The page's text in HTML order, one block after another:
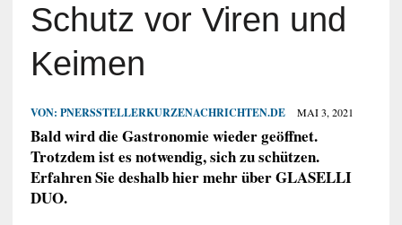
Schutz vor Viren und
Keimen
VON: PNERSSTELLERKURZENACHRICHTEN.DE MAI 3, 2021
Bald wird die Gastronomie wieder geöffnet.
Trotzdem ist es notwendig, sich zu schützen.
Erfahren Sie deshalb hier mehr über GLASELLI
DUO.